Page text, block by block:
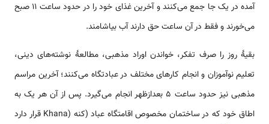
آمده در یک جا جمع می‌کنند و آخرین غذای خود را در حدود ساعت ۱۱ صبح
می‌خورند و فقط در آن ساعت حق دارند آب بیاشامند.
بقیهٔ روز را صرف تفکر، خواندن اوراد مذهبی، مطالعهٔ نوشته‌های دینی،
تعلیم نوآموزان و انجام کارهای مختلف در عبادتگاه می‌کنند؛ آخرین مراسم
مذهبی نیز حدود ساعت ۵ بعدازظهر انجام می‌گیرد. پس از آن هر یک به
اطاق خود که در ساختمان مخصوص اقامتگاه عباد (کنه (Khana قرار دارد